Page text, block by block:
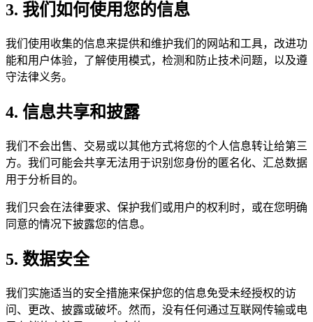
3. 我们如何使用您的信息
我们使用收集的信息来提供和维护我们的网站和工具，改进功
能和用户体验，了解使用模式，检测和防止技术问题，以及遵
守法律义务。
4. 信息共享和披露
我们不会出售、交易或以其他方式将您的个人信息转让给第三
方。我们可能会共享无法用于识别您身份的匿名化、汇总数据
用于分析目的。
我们只会在法律要求、保护我们或用户的权利时，或在您明确
同意的情况下披露您的信息。
5. 数据安全
我们实施适当的安全措施来保护您的信息免受未经授权的访
问、更改、披露或破坏。然而，没有任何通过互联网传输或电